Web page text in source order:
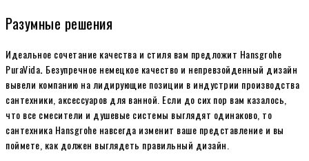
Разумные решения
Идеальное сочетание качества и стиля вам предложит Hansgrohe
PuraVida. Безупречное немецкое качество и непревзойденный дизайн
вывели компанию на лидирующие позиции в индустрии производства
сантехники, аксессуаров для ванной. Если до сих пор вам казалось,
что все смесители и душевые системы выглядят одинаково, то
сантехника Hansgrohe навсегда изменит ваше представление и вы
поймете, как должен выглядеть правильный дизайн.